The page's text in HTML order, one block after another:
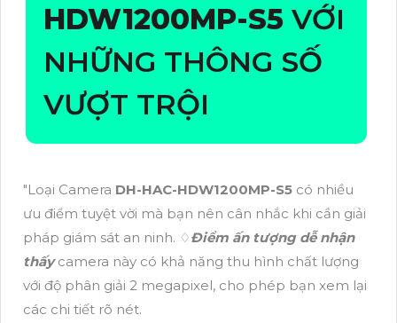
HDW1200MP-S5 VỚI
NHỮNG THÔNG SỐ
VƯỢT TRỘI
"Loại Camera DH-HAC-HDW1200MP-S5 có nhiều
ưu điểm tuyệt vời mà bạn nên cân nhắc khi cần giải
pháp giám sát an ninh. ♢Điểm ấn tượng dễ nhận
thấycamera này có khả năng thu hình chất lượng
với độ phân giải 2 megapixel, cho phép bạn xem lại
các chi tiết rõ nét.